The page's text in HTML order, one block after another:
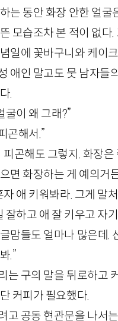
는 동안 화장 안한 얼굴
모습조차 본 적이 없다
일에 꽃바구니와 케이
애인 말고도 뭇 남자들
.
굴이 왜 그래?”
곤해서.”
피곤해도 그렇지. 화장은
면 화장하는 게 예의거
자 애 키워봐라. 그게 말
잘하고 애 잘 키우고 자
맘들도 얼마나 많은데.
.”
는 구의 말을 뒤로하고
커피가 필요했다.
고 공동 현관문을 나서